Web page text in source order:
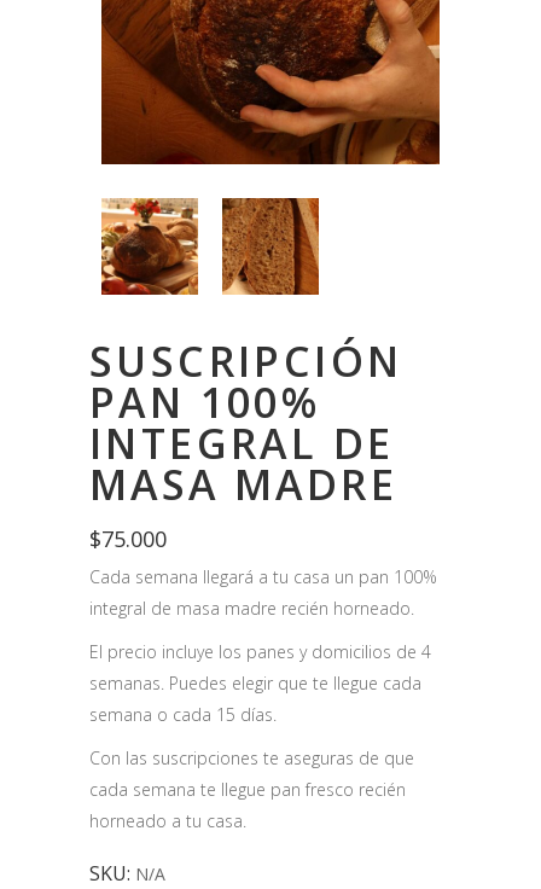
SUSCRIPCIÓN
PAN 100%
INTEGRAL DE
MASA MADRE
$75.000
Cada semana llegará a tu casa un pan 100%
integral de masa madre recién horneado.
El precio incluye los panes y domicilios de 4
semanas. Puedes elegir que te llegue cada
semana o cada 15 días.
Con las suscripciones te aseguras de que
cada semana te llegue pan fresco recién
horneado a tu casa.
SKU: N/A